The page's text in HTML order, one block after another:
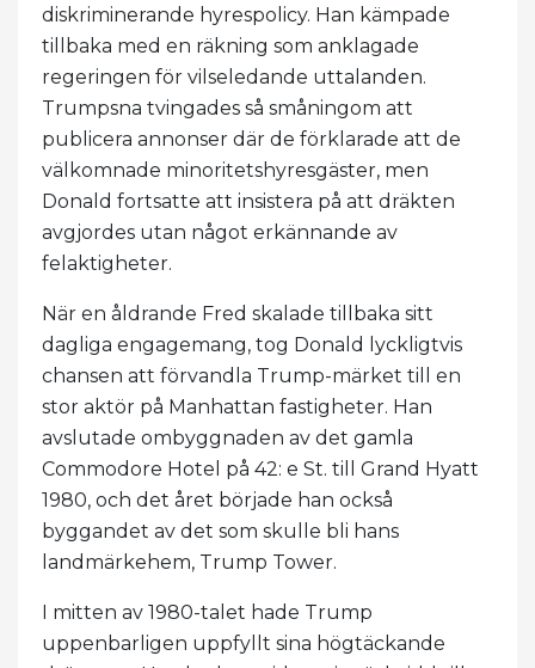
diskriminerande hyrespolicy. Han kämpade
tillbaka med en räkning som anklagade
regeringen för vilseledande uttalanden.
Trumpsna tvingades så småningom att
publicera annonser där de förklarade att de
välkomnade minoritetshyresgäster, men
Donald fortsatte att insistera på att dräkten
avgjordes utan något erkännande av
felaktigheter.
När en åldrande Fred skalade tillbaka sitt
dagliga engagemang, tog Donald lyckligtvis
chansen att förvandla Trump-märket till en
stor aktör på Manhattan fastigheter. Han
avslutade ombyggnaden av det gamla
Commodore Hotel på 42: e St. till Grand Hyatt
1980, och det året började han också
byggandet av det som skulle bli hans
landmärkehem, Trump Tower.
I mitten av 1980-talet hade Trump
uppenbarligen uppfyllt sina högtäckande